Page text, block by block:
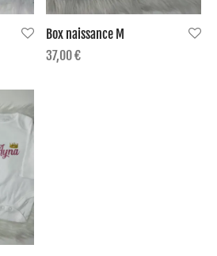
Box naissance M
37,00€